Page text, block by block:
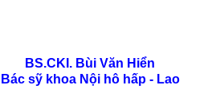
BS.CKI. Bùi Văn Hiển
Bác sỹ khoa Nội hô hấp - Lao